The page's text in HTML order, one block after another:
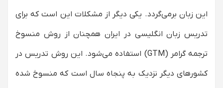
این زبان برمی‌گردد. یکی دیگر از مشکلات این است که برای
تدریس زبان انگلیسی در ایران همچنان از روش منسوخ
ترجمه گرامر (GTM) استفاده می‌شود. این روش تدریس در
کشورهای دیگر نزدیک به پنجاه سال است که منسوخ شده